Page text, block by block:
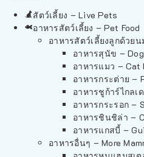
สัตว์เลี้ยง – Live Pets
อาหารสัตว์เลี้ยง – Pet Food
อาหารสัตว์เลี้ยงลูกด้วยน
อาหารสุนัข – Dog
อาหารแมว – Cat
อาหารกระต่าย –
อาหารชูก้าร์ไกลเ
อาหารกระรอก –
อาหารชินชิล่า –
อาหารแกสบี้ –
อาหารอื่นๆ – More